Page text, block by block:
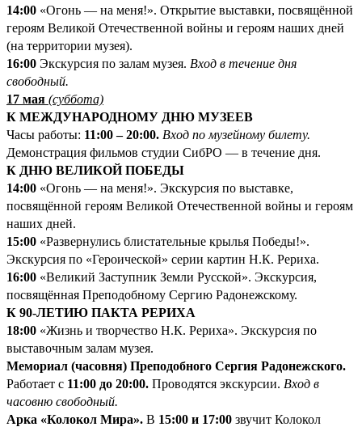
14:00 «Огонь — на меня!». Открытие выставки, посвящённой
героям Великой Отечественной войны и героям наших дней
(на территории музея).
16:00 Экскурсия по залам музея. Вход в течение дня
свободный.
17 мая (суббота)
К МЕЖДУНАРОДНОМУ ДНЮ МУЗЕЕВ
Часы работы: 11:00 – 20:00. Вход по музейному билету.
Демонстрация фильмов студии СибРО — в течение дня.
К ДНЮ ВЕЛИКОЙ ПОБЕДЫ
14:00 «Огонь — на меня!». Экскурсия по выставке,
посвящённой героям Великой Отечественной войны и героям
наших дней.
15:00 «Развернулись блистательные крылья Победы!».
Экскурсия по «Героической» серии картин Н.К. Рериха.
16:00 «Великий Заступник Земли Русской». Экскурсия,
посвящённая Преподобному Сергию Радонежскому.
К 90-ЛЕТИЮ ПАКТА РЕРИХА
18:00 «Жизнь и творчество Н.К. Рериха». Экскурсия по
выставочным залам музея.
Мемориал (часовня) Преподобного Сергия Радонежского.
Работает с 11:00 до 20:00. Проводятся экскурсии. Вход в
часовню свободный.
Арка «Колокол Мира». В 15:00 и 17:00 звучит Колокол